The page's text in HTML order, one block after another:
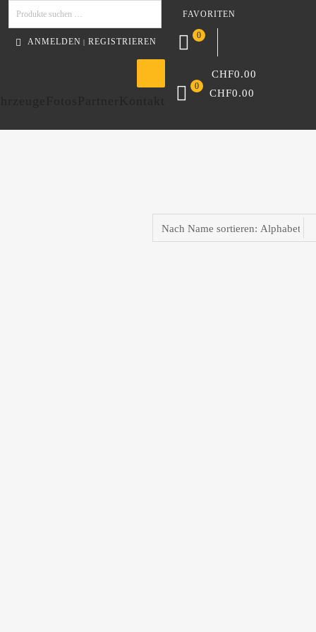
SuchenFAVORITEN
ANMELDEN | REGISTRIEREN
CHF0.00
0
CHF0.00
0